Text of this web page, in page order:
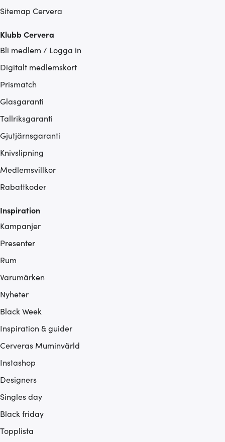
Sitemap Cervera
Klubb Cervera
Bli medlem / Logga in
Digitalt medlemskort
Prismatch
Glasgaranti
Tallriksgaranti
Gjutjärnsgaranti
Knivslipning
Medlemsvillkor
Rabattkoder
Inspiration
Kampanjer
Presenter
Rum
Varumärken
Nyheter
Black Week
Inspiration & guider
Cerveras Muminvärld
Instashop
Designers
Singles day
Black friday
Topplista